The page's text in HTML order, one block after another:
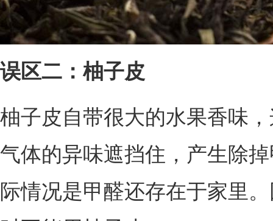
误区二：柚子皮
柚子皮自带很大的水果香味
气体的异味遮挡住，产生除
际情况是甲醛还存在于家里